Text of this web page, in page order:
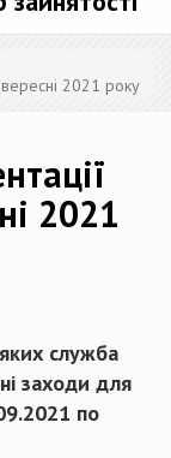
2021 року
2021
служба
заходи для
по